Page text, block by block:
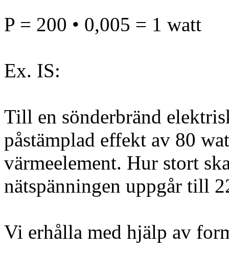
P = 200 • 0,005 = 1 watt
Ex. IS:
Till en sönderbränd
påstämplad effekt av 80
värmeelement. Hur stort
nätspänningen uppgår till
Vi erhålla med hjälp av